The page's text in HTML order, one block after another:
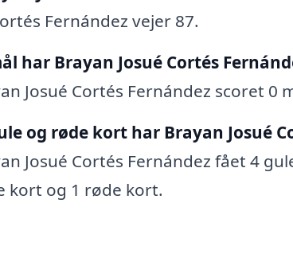
Fernández vejer 87.
har Brayan Josué Cortés
Josué Cortés Fernández scoret 0
og røde kort har Brayan Josué
Josué Cortés Fernández fået 4
kort og 1 røde kort.